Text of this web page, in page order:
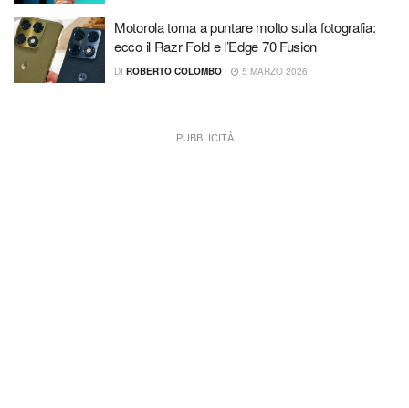
Motorola torna a puntare molto sulla fotografia:
ecco il Razr Fold e l’Edge 70 Fusion
DI ROBERTO COLOMBO 5 MARZO 2026
PUBBLICITÀ